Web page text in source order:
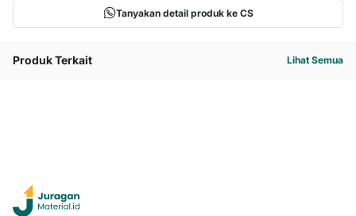
Tanyakan detail produk ke CS
Produk Terkait Lihat Semua